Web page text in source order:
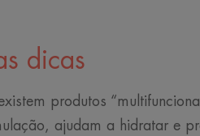
dicas
produtos
ajudam a hidratar e